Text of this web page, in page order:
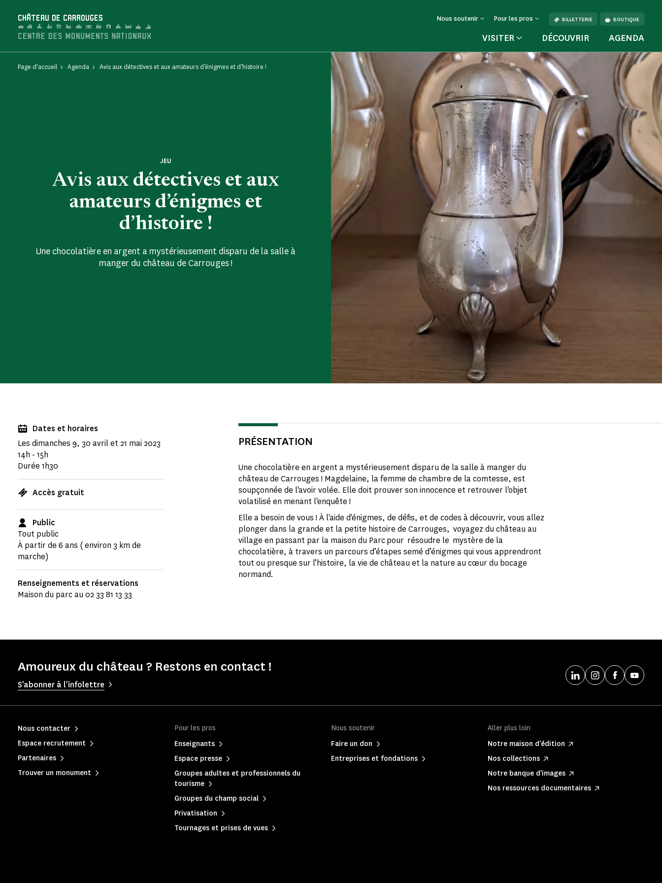
CHÂTEAU DE CARROUGES Nous soutenir Pour les pros BILLETTERIE BOUTIQUE
VISITER DÉCOUVRIR AGENDA
Page d'accueil Agenda Avis aux détectives et aux amateurs d’énigmes et d’histoire !
Avis aux détectives et aux
amateurs d’énigmes et
d’histoire !
JEU
Une chocolatière en argent a mystérieusement disparu de la salle à
manger du château de Carrouges !
Dates et horaires
Les dimanches 9, 30 avril et 21 mai 2023
14h - 15h
Durée 1h30
Accès gratuit
Public
Tout public
À partir de 6 ans ( environ 3 km de
marche)
Renseignements et réservations
Maison du parc au 02 33 81 13 33
PRÉSENTATION
Une chocolatière en argent a mystérieusement disparu de la salle à manger du
château de Carrouges ! Magdelaine, la femme de chambre de la comtesse, est
soupçonnée de l'avoir volée. Elle doit prouver son innocence et retrouver l'objet
volatilisé en menant l'enquête !
Elle a besoin de vous ! À l'aide d'énigmes, de défis, et de codes à découvrir, vous allez
plonger dans la grande et la petite histoire de Carrouges, voyagez du château au
village en passant par la maison du Parc pour résoudre le mystère de la
chocolatière, à travers un parcours d’étapes semé d’énigmes qui vous apprendront
tout ou presque sur l’histoire, la vie de château et la nature au cœur du bocage
normand.
Amoureux du château ? Restons en contact !
S'abonner à l'infolettre
Pour les pros
Enseignants
Espace presse
Groupes adultes et professionnels du
tourisme
Groupes du champ social
Privatisation
Tournages et prises de vues
Nous soutenir
Faire un don
Entreprises et fondations
Aller plus loin
Notre maison d'édition
Nos collections
Notre banque d'images
Nos ressources documentaires
Nous contacter
Espace recrutement
Partenaires
Trouver un monument